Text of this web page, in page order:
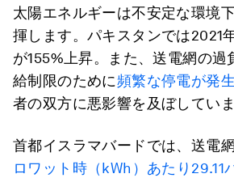
太陽エネルギーは不安定な環境
揮します。パキスタンでは2021
が155%上昇。また、送電網の過
給制限のために頻繁な停電が発生
者の双方に悪影響を及ぼしていま
首都イスラマバードでは、送電
ロワット時（kWh）あたり29.11